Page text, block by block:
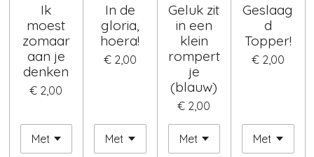
Ik
moest
zomaar
aan je
denken
€ 2,00
In de
gloria,
hoera!
€ 2,00
Geluk zit
in een
klein
rompert
je
(blauw)
€ 2,00
Geslaag
d
Topper!
€ 2,00